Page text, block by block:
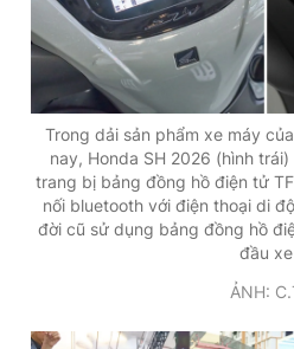
Trong dải sản phẩm xe máy
nay, Honda SH 2026 (hình
trang bị bảng đồng hồ điện tử
nối bluetooth với điện thoại di
đời cũ sử dụng bảng đồng hồ
đầu xe
ẢNH: